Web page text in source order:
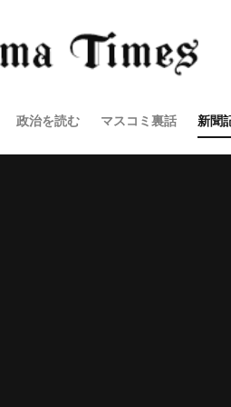
政治を読む マスコミ裏話 新聞